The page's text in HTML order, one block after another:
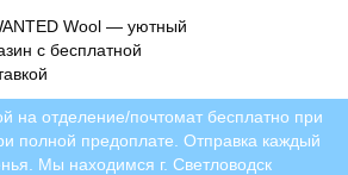
на отделение/почтомат бесплатно при
полной предоплате. Отправка каждый
Мы находимся г. Светловодск